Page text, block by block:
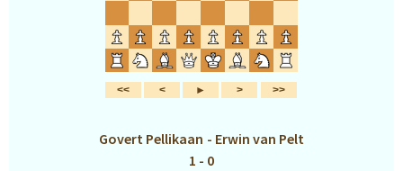
Govert Pellikaan - Erwin van Pelt
1 - 0